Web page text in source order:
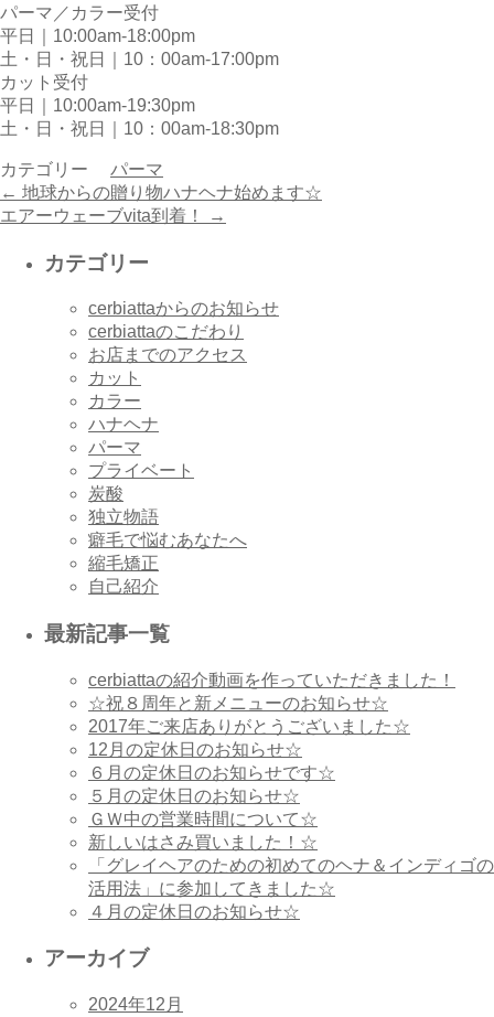
パーマ／カラー受付
平日｜10:00am-18:00pm
土・日・祝日｜10：00am-17:00pm
カット受付
平日｜10:00am-19:30pm
土・日・祝日｜10：00am-18:30pm
カテゴリー パーマ
← 地球からの贈り物ハナヘナ始めます☆
エアーウェーブvita到着！
→
カテゴリー
cerbiattaからのお知らせ
cerbiattaのこだわり
お店までのアクセス
カット
カラー
ハナヘナ
パーマ
プライベート
炭酸
独立物語
癖毛で悩むあなたへ
縮毛矯正
自己紹介
最新記事一覧
cerbiattaの紹介動画を作っていただきました！
☆祝８周年と新メニューのお知らせ☆
2017年ご来店ありがとうございました☆
12月の定休日のお知らせ☆
６月の定休日のお知らせです☆
５月の定休日のお知らせ☆
ＧＷ中の営業時間について☆
新しいはさみ買いました！☆
「グレイヘアのための初めてのヘナ＆インディゴの
活用法」に参加してきました☆
４月の定休日のお知らせ☆
アーカイブ
2024年12月